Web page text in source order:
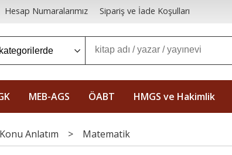
Hesap Numaralarımız Sipariş ve İade Koşulları
MEB-AGS ÖABT HMGS ve Hakimlik
Anlatım > Matematik